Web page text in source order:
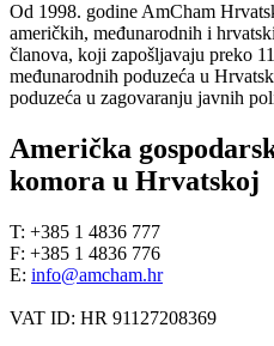
Od 1998. godine AmCham
američkih, međunarodnih i
članova, koji zapošljavaju preko
međunarodnih poduzeća u
poduzeća u zagovaranju javnih
Američka
komora u Hrvatskoj
T: +385 1 4836 777
F: +385 1 4836 776
E: info@amcham.hr
VAT ID: HR 91127208369